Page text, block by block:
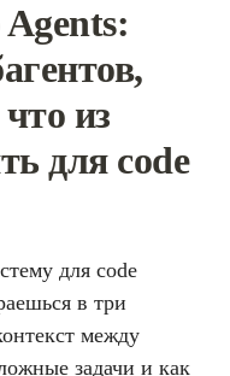
из
для code
для code
в три
между
задачи и как